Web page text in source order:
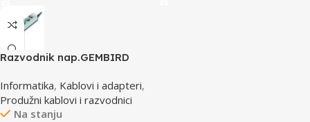
Razvodnik nap.GEMBIRD
prekidač,3m, osigurač,
prenaponska zaštita
Informatika, Kablovi i adapteri,
Produžni kablovi i razvodnici
Na stanju